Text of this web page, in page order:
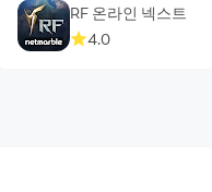
RF 온라인 넥스트
4.0